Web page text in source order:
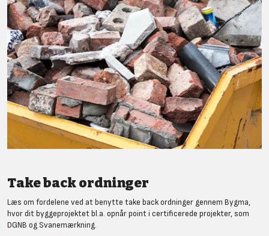
Take back ordninger
Læs om fordelene ved at benytte take back ordninger gennem Bygma,
hvor dit byggeprojektet bl.a. opnår point i certificerede projekter, som
DGNB og Svanemærkning.